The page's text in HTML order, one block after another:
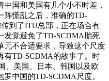
国和美国有几个小不时差，
阵慌乱之后，准确的TD-
到了ITU总部，正在场合有
发觉避免了TD-SCDMA胎死
元不合适要求，导致这个尺度
有TD-SCDMA的故事了。时
、美国、日本、韩国以及欧
中国的TD-SCDMA尺度。